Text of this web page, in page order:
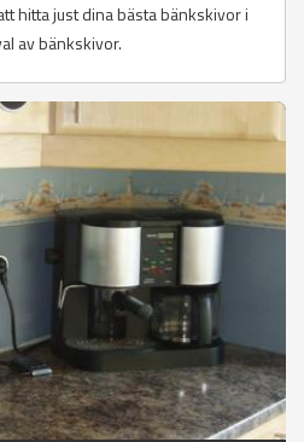
hitta just dina bästa bänkskivor i
av bänkskivor.